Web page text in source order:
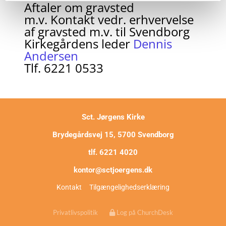
Aftaler om gravsted
m.v. Kontakt vedr. erhvervelse
af gravsted m.v. til Svendborg
Kirkegårdens leder Dennis
Andersen
Tlf. 6221 0533
Sct. Jørgens Kirke
Brydegårdsvej 15, 5700 Svendborg
tlf. 6221 4020
kontor@sctjoergens.dk
Kontakt Tilgængelighedserklæring
Privatlivspolitik Log på ChurchDesk